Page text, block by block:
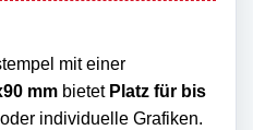
mit einer
mm bietet Platz für bis
individuelle Grafiken.